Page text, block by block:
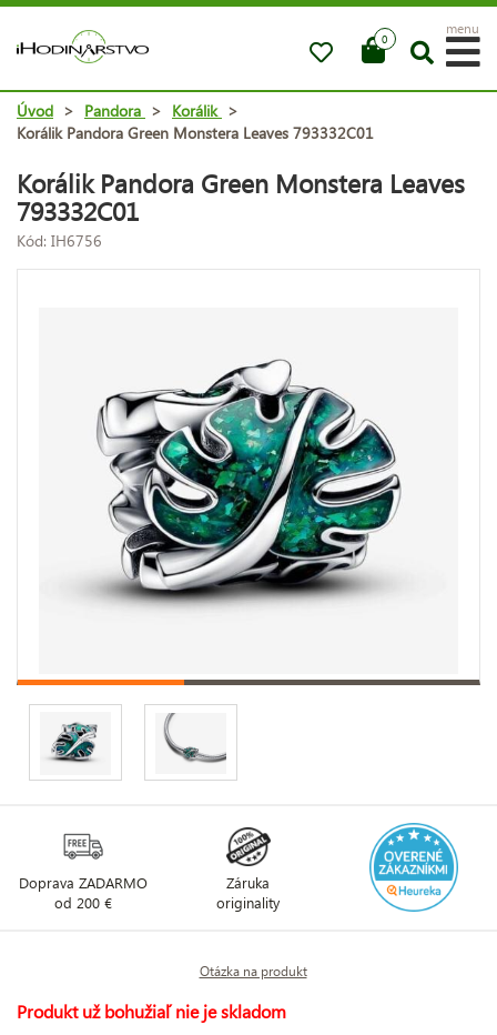
0
menu
Úvod > Pandora > Korálik >
Korálik Pandora Green Monstera Leaves 793332C01
Korálik Pandora Green Monstera Leaves
793332C01
Kód: IH6756
Doprava ZADARMO
od 200 €
Záruka
originality
Otázka na produkt
Produkt už bohužiaľ nie je skladom